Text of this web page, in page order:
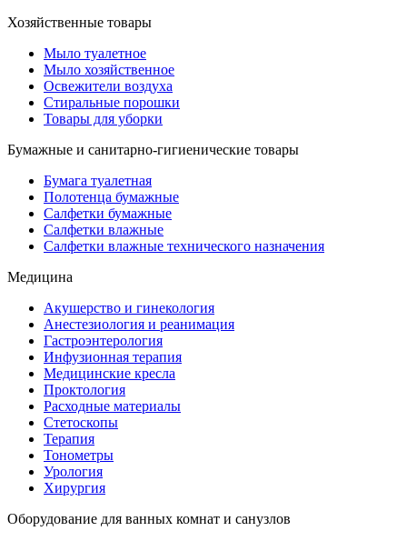
Хозяйственные товары
Мыло туалетное
Мыло хозяйственное
Освежители воздуха
Стиральные порошки
Товары для уборки
Бумажные и санитарно-гигиенические товары
Бумага туалетная
Полотенца бумажные
Салфетки бумажные
Салфетки влажные
Салфетки влажные технического назначения
Медицина
Акушерство и гинекология
Анестезиология и реанимация
Гастроэнтерология
Инфузионная терапия
Медицинские кресла
Проктология
Расходные материалы
Стетоскопы
Терапия
Тонометры
Урология
Хирургия
Оборудование для ванных комнат и санузлов